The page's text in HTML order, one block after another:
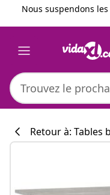
Précédent
Suivant
Nous suspendons
Retour à: Tables